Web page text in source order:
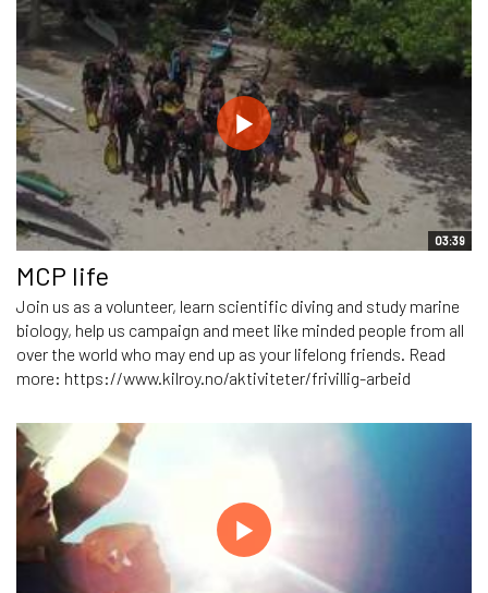
03:39
MCP life
Join us as a volunteer, learn scientific diving and study marine
biology, help us campaign and meet like minded people from all
over the world who may end up as your lifelong friends. Read
more: https://www.kilroy.no/aktiviteter/frivillig-arbeid